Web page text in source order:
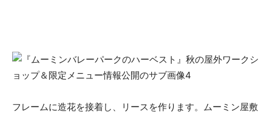
フレームに造花を接着し、リースを作ります。ムーミン屋敷